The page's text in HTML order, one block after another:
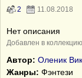
2 11.08.2018
Нет описания
Добавлен в
Автор: Оленик
Жанры: Фэнтези